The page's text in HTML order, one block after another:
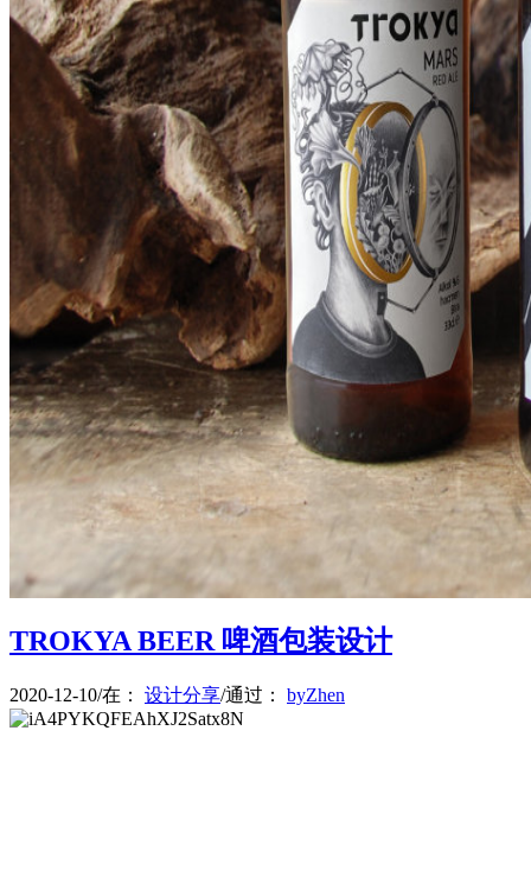
搜索
菜单 菜单
TROKYA BEER 啤酒包装设计
2020-12-10/在： 设计分享/通过： byZhen